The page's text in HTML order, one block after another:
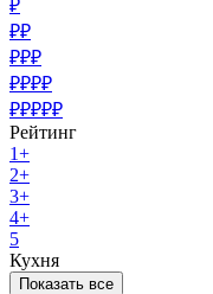
₽
₽₽
₽₽₽
₽₽₽₽
₽₽₽₽₽
Рейтинг
1+
2+
3+
4+
5
Кухня
Показать все